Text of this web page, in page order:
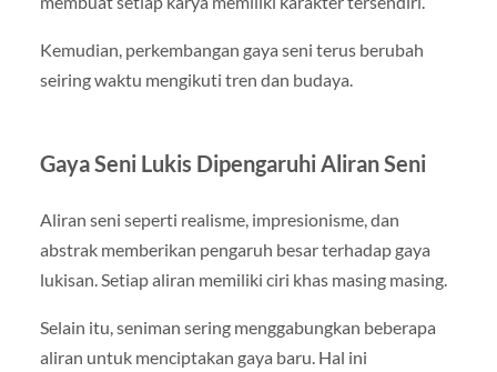
Kemudian, perkembangan gaya seni terus berubah
seiring waktu mengikuti tren dan budaya.
Gaya Seni Lukis Dipengaruhi Aliran Seni
Aliran seni seperti realisme, impresionisme, dan
abstrak memberikan pengaruh besar terhadap gaya
lukisan. Setiap aliran memiliki ciri khas masing masing.
Selain itu, seniman sering menggabungkan beberapa
aliran untuk menciptakan gaya baru. Hal ini